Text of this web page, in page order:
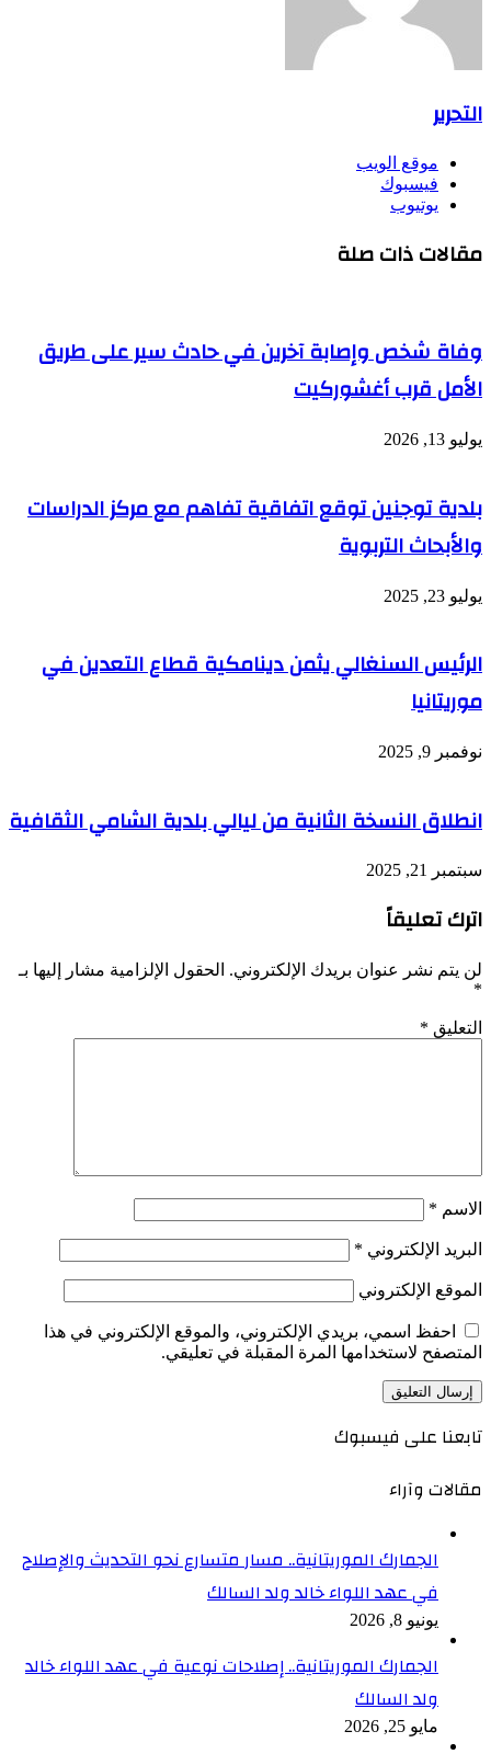
التحرير
موقع الويب
فيسبوك
يوتيوب
مقالات ذات صلة
وفاة شخص وإصابة آخرين في حادث سير على طريق
الأمل قرب أغشوركيت
يوليو 13, 2026
بلدية توجنين توقع اتفاقية تفاهم مع مركز الدراسات
والأبحاث التربوية
يوليو 23, 2025
الرئيس السنغالي يثمن دينامكية قطاع التعدين في
موريتانيا
نوفمبر 9, 2025
انطلاق النسخة الثانية من ليالي بلدية الشامي الثقافية
سبتمبر 21, 2025
اترك تعليقاً
لن يتم نشر عنوان بريدك الإلكتروني. الحقول الإلزامية مشار إليها بـ
*
التعليق *
الاسم *
البريد الإلكتروني *
الموقع الإلكتروني
احفظ اسمي، بريدي الإلكتروني، والموقع الإلكتروني في هذا
المتصفح لاستخدامها المرة المقبلة في تعليقي.
تابعنا على فيسبوك
مقالات وآراء
الجمارك الموريتانية.. مسار متسارع نحو التحديث والإصلاح
في عهد اللواء خالد ولد السالك
يونيو 8, 2026
الجمارك الموريتانية.. إصلاحات نوعية في عهد اللواء خالد
ولد السالك
مايو 25, 2026